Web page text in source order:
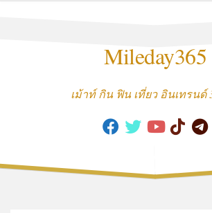
Mileday365
เม้าท์ กิน ฟิน เที่ยว อินเทรนด์